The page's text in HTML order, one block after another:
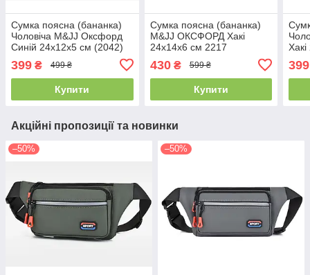
Сумка поясна (бананка)
Чоловіча M&JJ Оксфорд
Синій 24х12х5 см (2042)
399 ₴ 499 ₴
Купити
Сумка поясна (бананка)
M&JJ ОКСФОРД Хакі
24х14х6 см 2217
430₴ 599 ₴
Купити
399
Акційні пропозиції та новинки
–50% –50%